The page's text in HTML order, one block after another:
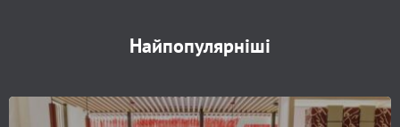
Найпопулярніші